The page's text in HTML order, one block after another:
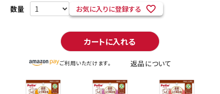
お気に入りに登録する
カートに入れる
ご利用いただけます。 返品について